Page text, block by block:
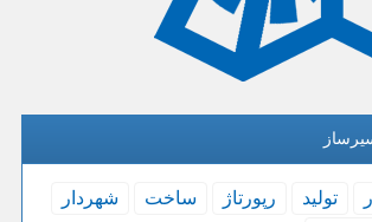
تولید رپورتاژ ساخت
شهردار